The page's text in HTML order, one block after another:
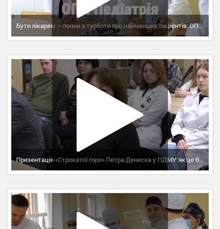
Бути лікарем – почни з турботи про найменших пацієнтів: ОПП «Педіатрія» у ПДМУ
Презентація «Строкатої гори» Петра Дениска у ПДМУ: як це було